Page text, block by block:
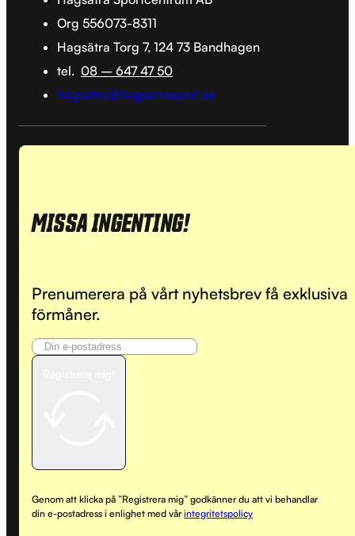
Org 556073-8311
Hagsätra Torg 7, 124 73 Bandhagen
tel. 08 – 647 47 50
hagsatra@hagsatrasport.se
MISSA INGENTING!
Prenumerera på vårt nyhetsbrev få exklusiva
förmåner.
Genom att klicka på ”Registrera mig” godkänner du att vi behandlar
din e-postadress i enlighet med vårintegritetspolicy